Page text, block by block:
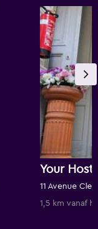
Your
11 Avenue
1,5 km vanaf